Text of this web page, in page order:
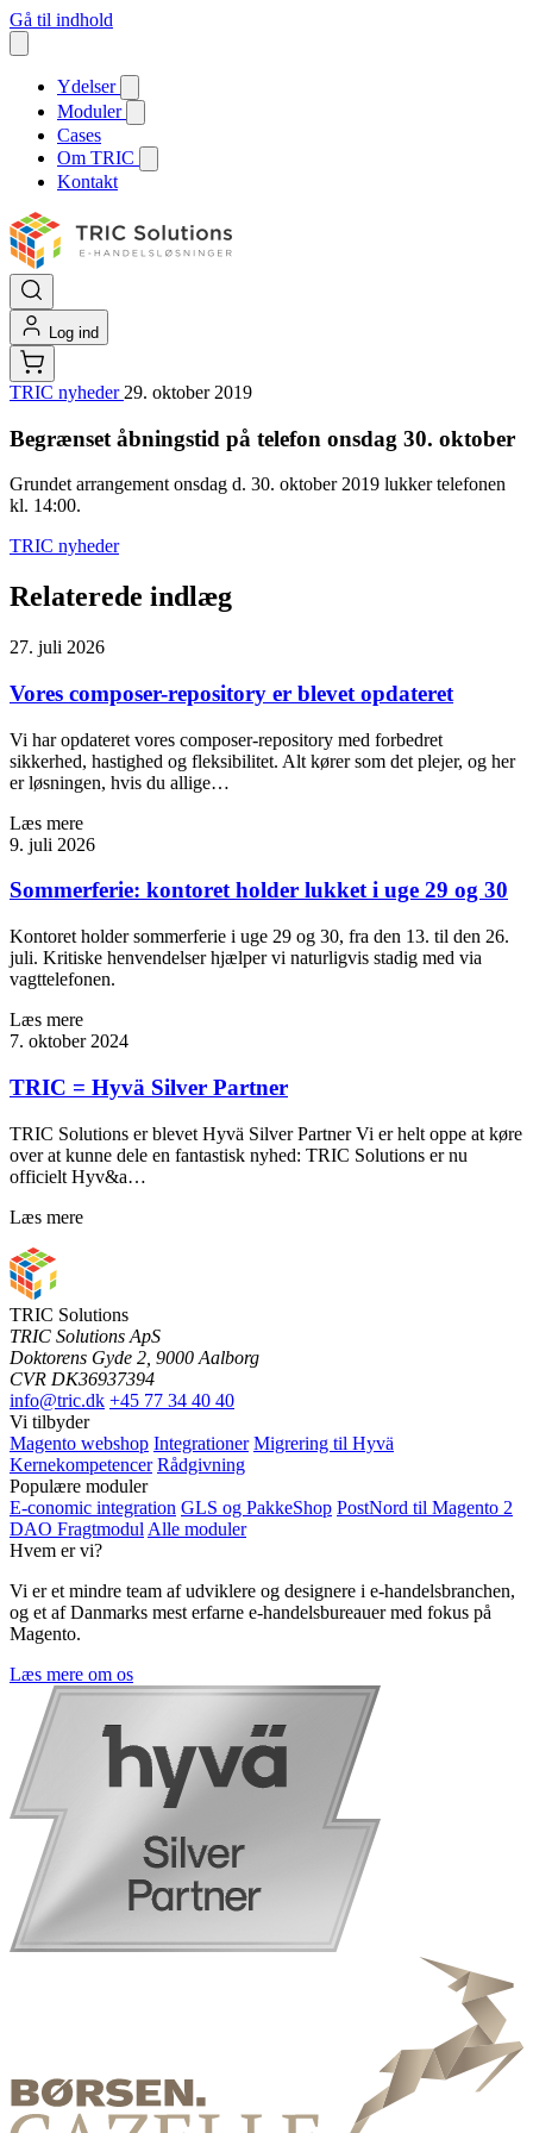
Gå til indhold
Ydelser
Moduler
Cases
Om TRIC
Kontakt
Log ind
TRIC nyheder 29. oktober 2019
Begrænset åbningstid på telefon onsdag 30. oktober
Grundet arrangement onsdag d. 30. oktober 2019 lukker telefonen
kl. 14:00.
TRIC nyheder
Relaterede indlæg
27. juli 2026
Vores composer-repository er blevet opdateret
Vi har opdateret vores composer-repository med forbedret
sikkerhed, hastighed og fleksibilitet. Alt kører som det plejer, og her
er løsningen, hvis du allige…
Læs mere
9. juli 2026
Sommerferie: kontoret holder lukket i uge 29 og 30
Kontoret holder sommerferie i uge 29 og 30, fra den 13. til den 26.
juli. Kritiske henvendelser hjælper vi naturligvis stadig med via
vagttelefonen.
Læs mere
7. oktober 2024
TRIC = Hyvä Silver Partner
TRIC Solutions er blevet Hyvä Silver Partner Vi er helt oppe at køre
over at kunne dele en fantastisk nyhed: TRIC Solutions er nu
officielt Hyv&a…
Læs mere
TRIC Solutions
TRIC Solutions ApS
Doktorens Gyde 2, 9000 Aalborg
CVR DK36937394
info@tric.dk +45 77 34 40 40
Vi tilbyder
Magento webshop Integrationer Migrering til Hyvä
Kernekompetencer Rådgivning
Populære moduler
E-conomic integration GLS og PakkeShop PostNord til Magento 2
DAO Fragtmodul Alle moduler
Hvem er vi?
Vi er et mindre team af udviklere og designere i e-handelsbranchen,
og et af Danmarks mest erfarne e-handelsbureauer med fokus på
Magento.
Læs mere om os